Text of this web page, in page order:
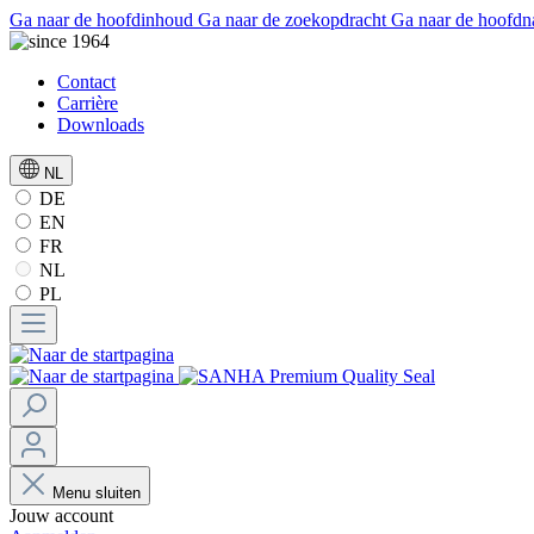
Ga naar de hoofdinhoud Ga naar de zoekopdracht Ga naar de
Contact
Carrière
Downloads
NL
DE
EN
FR
NL
PL
Menu sluiten
Jouw account